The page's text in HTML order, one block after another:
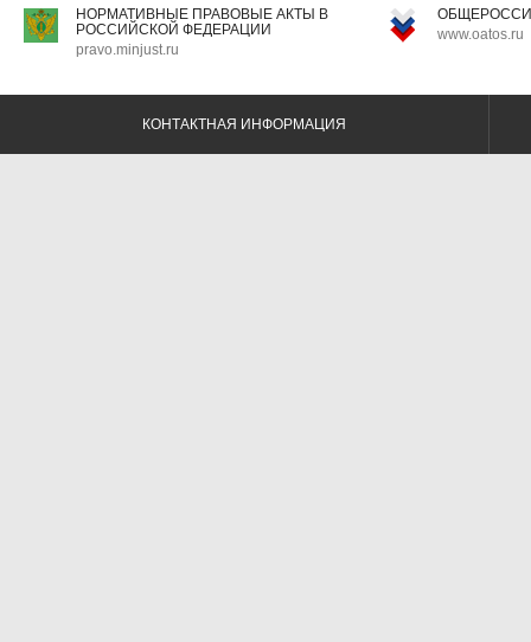
НОРМАТИВНЫЕ ПРАВОВЫЕ АКТЫ В
РОССИЙСКОЙ ФЕДЕРАЦИИ
pravo.minjust.ru
www.oatos.ru
КОНТАКТНАЯ ИНФОРМАЦИЯ